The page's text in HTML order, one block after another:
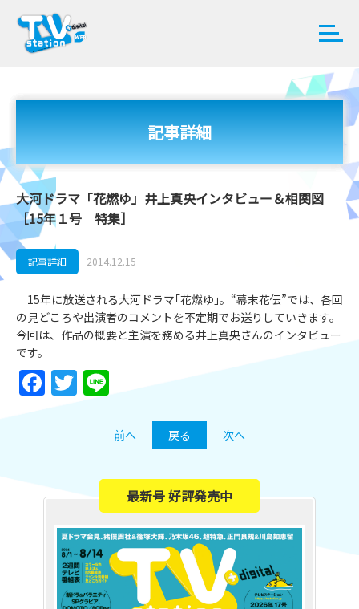
記事詳細
大河ドラマ「花燃ゆ」井上真央インタビュー＆相関図
［15年１号 特集］
記事詳細 2014.12.15
15年に放送される大河ドラマ｢花燃ゆ｣。“幕末花伝”では、各回
の見どころや出演者のコメントを不定期でお送りしていきます。
今回は、作品の概要と主演を務める井上真央さんのインタビュー
です。
Facebook
Twitter
前へ 戻る 次へ
最新号 好評発売中